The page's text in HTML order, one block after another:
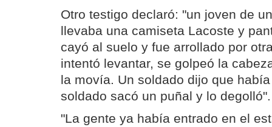
Otro testigo declaró: "un joven de
llevaba una camiseta Lacoste y
cayó al suelo y fue arrollado por
intentó levantar, se golpeó la
la movía. Un soldado dijo que
soldado sacó un puñal y lo degolló".
"La gente ya había entrado en el